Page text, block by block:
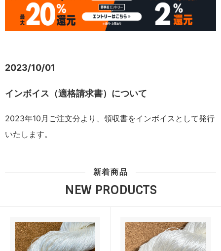
2023/10/01
インボイス（適格請求書）について
2023年10月ご注文分より、領収書をインボイスとして発行
いたします。
新着商品
NEW PRODUCTS